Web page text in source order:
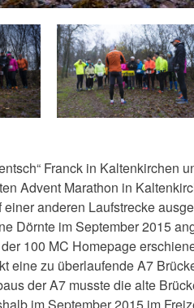
Franck in Kaltenkirchen
Advent Marathon in
anderen Laufstrecke
Dörnte im September 2015
100 MC Homepage
eine zu überlaufende A7
der A7 musste die alte